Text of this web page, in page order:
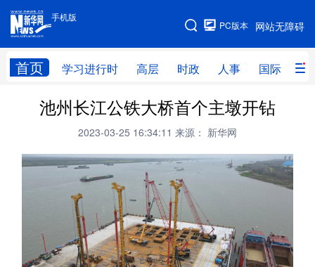
手机版
网站无障碍
PC版本
首页 学习进行时 高层 时政 人事 国际 财
手机版
网站地图
学习进行时 高层 时政 人事
财经 网评
台湾 思客智库 全球连线 教育
科创 量子
书画 健康
访谈 视频 图片 政务
池州长江公铁大桥首个主墩开钻
2023-03-25 16:34:11 来源： 新华网